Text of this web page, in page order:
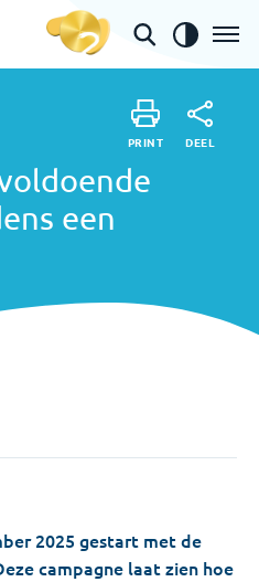
tijdens een
een
PRINT DEEL
2025 gestart met de
campagne laat zien hoe